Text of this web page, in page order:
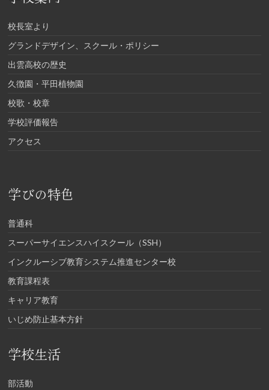
校長室より
グランドデザイン、スクール・ポリシー
出雲高校の歴史
久徴園・平田植物園
校歌・校章
学校評価報告
アクセス
学びの特色
普通科
スーパーサイエンスハイスクール（SSH）
インクルーシブ教育システム推進センター校
教育課程表
キャリア教育
いじめ防止基本方針
学校生活
部活動